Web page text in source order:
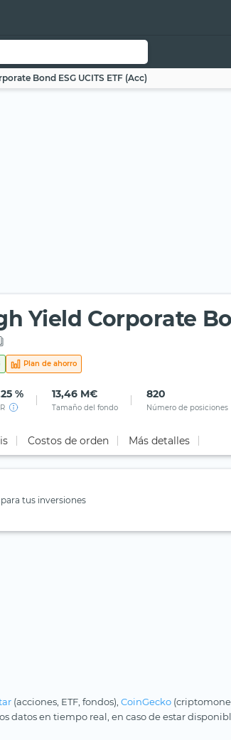
Bond ESG UCITS ETF (Acc)
Yield Corporate
Plan de ahorro
% 13,46 M€
Tamaño del fondo
820
Número de posiciones
Costos de orden Más detalles
tus inversiones
(acciones, ETF, fondos), CoinGecko
datos en tiempo real, en caso de estar